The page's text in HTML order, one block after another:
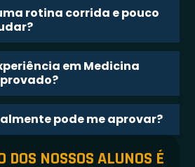
rotina corrida e pouco
em Medicina
pode me aprovar?
DOS NOSSOS ALUNOS É